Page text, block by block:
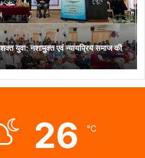
युवा: नशामुक्त एवं न्यायप्रिय समाज की
26 ℃